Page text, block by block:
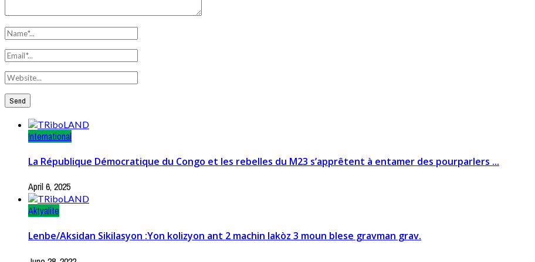
International
La République Démocratique du Congo et les rebelles du M23 s’apprêtent à entamer des pourparlers ...
April 6, 2025
Aktyalite
Lenbe/Aksidan Sikilasyon :Yon kolizyon ant 2 machin lakòz 3 moun blese gravman grav.